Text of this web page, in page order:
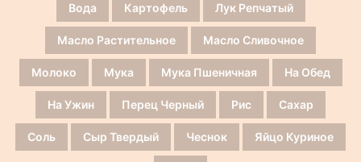
Вода Картофель Лук Репчатый
Масло Растительное Масло Сливочное
Молоко Мука Мука Пшеничная На Обед
На Ужин Перец Черный Рис Сахар
Соль Сыр Твердый Чеснок Яйцо Куриное